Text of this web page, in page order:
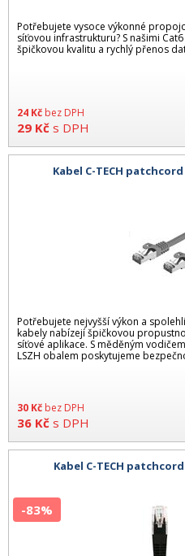
Potřebujete vysoce výkonné
síťovou infrastrukturu? S našimi
špičkovou kvalitu a rychlý přenos
24 Kč bez DPH
29 Kč s DPH
Kabel C-TECH patchcord
Potřebujete nejvyšší výkon a
kabely nabízejí špičkovou
síťové aplikace. S měděným
LSZH obalem poskytujeme
30 Kč bez DPH
36 Kč s DPH
Kabel C-TECH
-83%